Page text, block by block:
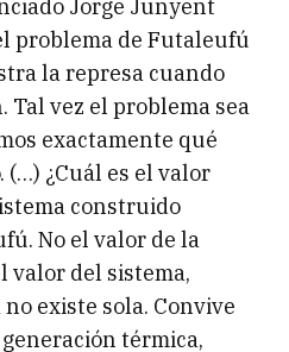
Jorge Junyent
problema de Futaleufú
la represa cuando
Tal vez el problema sea
exactamente qué
(…) ¿Cuál es el valor
construido
No el valor de la
valor del sistema,
existe sola. Convive
térmica,